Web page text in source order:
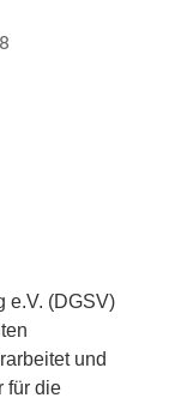
e.V. (DGSV)
und
für die